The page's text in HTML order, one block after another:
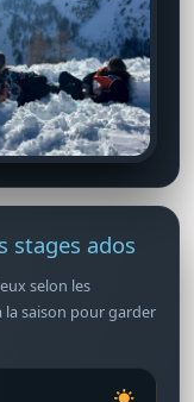
stages ados
selon les
la saison pour garder